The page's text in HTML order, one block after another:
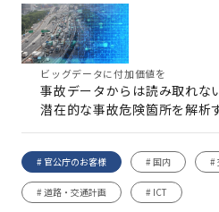
ビッグデータに付加価値を
事故データからは読み取れな
潜在的な事故危険箇所を解析
# 官公庁のお客様 # 国内 #
# 道路・交通計画 # ICT